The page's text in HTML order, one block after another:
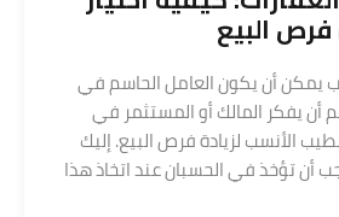
فرص البيع
يمكن أن يكون العامل الحاسم في
أن يفكر المالك أو المستثمر في
الأنسب لزيادة فرص البيع. إليك
أن تؤخذ في الحسبان عند اتخاذ هذا